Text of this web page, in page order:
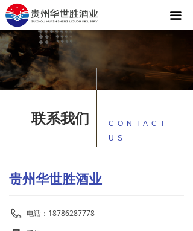
끀
首页
关于我们
产品中心
联系我们
贵州华世胜酒业
电话： 18786287778
CONTACT
US
联系我们